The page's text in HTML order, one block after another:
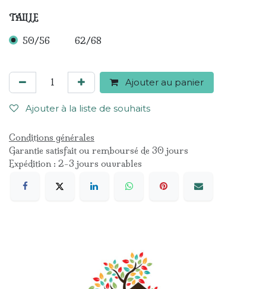
TAILLE
50/56 62/68
Ajouter au panier
Ajouter à la liste de souhaits
Conditions générales
Garantie satisfait ou remboursé de 30 jours
Expédition : 2-3 jours ouvrables